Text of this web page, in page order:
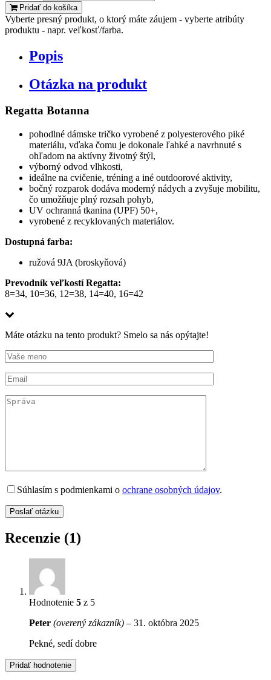
Pridať do košíka
Vyberte presný produkt, o ktorý máte záujem - vyberte atribúty
produktu - napr. veľkosť/farba.
Popis
Otázka na produkt
Regatta Botanna
pohodlné dámske tričko vyrobené z polyesterového piké
materiálu, vďaka čomu je dokonale ľahké a navrhnuté s
ohľadom na aktívny životný štýl,
výborný odvod vlhkosti,
ideálne na cvičenie, tréning a iné outdoorové aktivity,
bočný rozparok dodáva moderný nádych a zvyšuje mobilitu,
čo umožňuje plný rozsah pohyb,
UV ochranná tkanina (UPF) 50+,
vyrobené z recyklovaných materiálov.
Dostupná farba:
ružová 9JA (broskyňová)
Prevodník veľkostí Regatta:
8=34, 10=36, 12=38, 14=40, 16=42
Máte otázku na tento produkt? Smelo sa nás opýtajte!
Súhlasím s podmienkami o ochrane osobných údajov.
Recenzie (1)
Hodnotenie 5 z 5
Peter (overený zákazník) – 31. októbra 2025
Pekné, sedí dobre
Pridať hodnotenie